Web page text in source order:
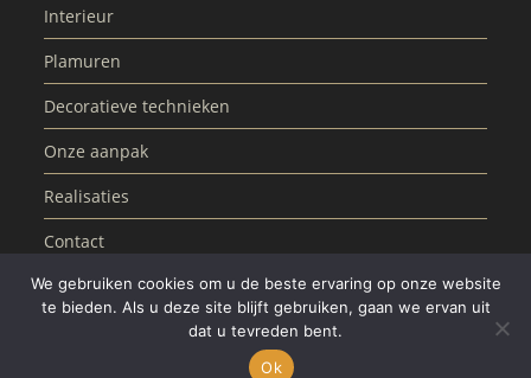
Interieur
Plamuren
Decoratieve technieken
Onze aanpak
Realisaties
Contact
Copyright ©2026 Afgewerkt met verve |
We gebruiken cookies om u de beste ervaring op onze website
te bieden. Als u deze site blijft gebruiken, gaan we ervan uit
dat u tevreden bent.
Ok